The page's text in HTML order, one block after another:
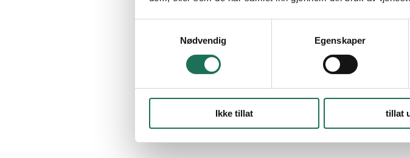
Nødvendig
Egenskaper
Ikke tillat tillat